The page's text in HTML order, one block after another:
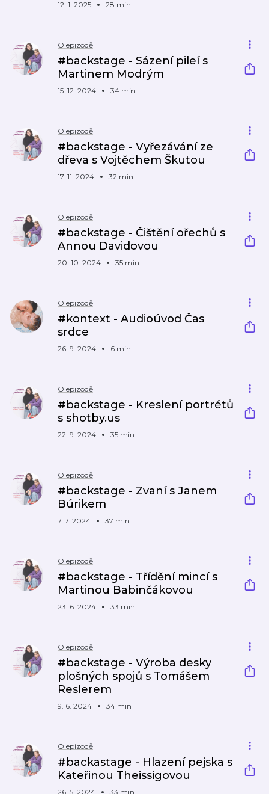
12. 1. 2025 28 min
O epizodě
#backstage - Sázení pileí s
Martinem Modrým
15. 12. 2024 34 min
O epizodě
#backstage - Vyřezávání ze
dřeva s Vojtěchem Škutou
17. 11. 2024 32 min
O epizodě
#backstage - Čištění ořechů s
Annou Davidovou
20. 10. 2024 35 min
O epizodě
#kontext - Audioúvod Čas
srdce
26. 9. 2024 6 min
O epizodě
#backstage - Kreslení portrétů
s shotby.us
22. 9. 2024 35 min
O epizodě
#backstage - Zvaní s Janem
Búrikem
7. 7. 2024 37 min
O epizodě
#backstage - Třídění mincí s
Martinou Babinčákovou
23. 6. 2024 33 min
O epizodě
#backstage - Výroba desky
plošných spojů s Tomášem
Reslerem
9. 6. 2024 34 min
O epizodě
#backastage - Hlazení pejska s
Kateřinou Theissigovou
26. 5. 2024 33 min